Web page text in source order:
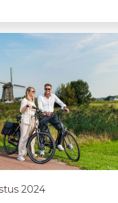
2024